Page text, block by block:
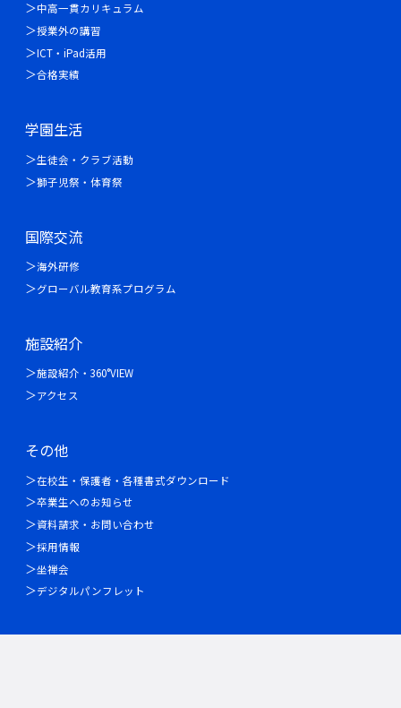
中高一貫カリキュラム
授業外の講習
ICT・iPad活用
合格実績
学園生活
生徒会・クラブ活動
獅子児祭・体育祭
国際交流
海外研修
グローバル教育系プログラム
施設紹介
施設紹介・360°VIEW
アクセス
その他
在校生・保護者・各種書式ダウンロード
卒業生へのお知らせ
資料請求・お問い合わせ
採用情報
坐禅会
デジタルパンフレット